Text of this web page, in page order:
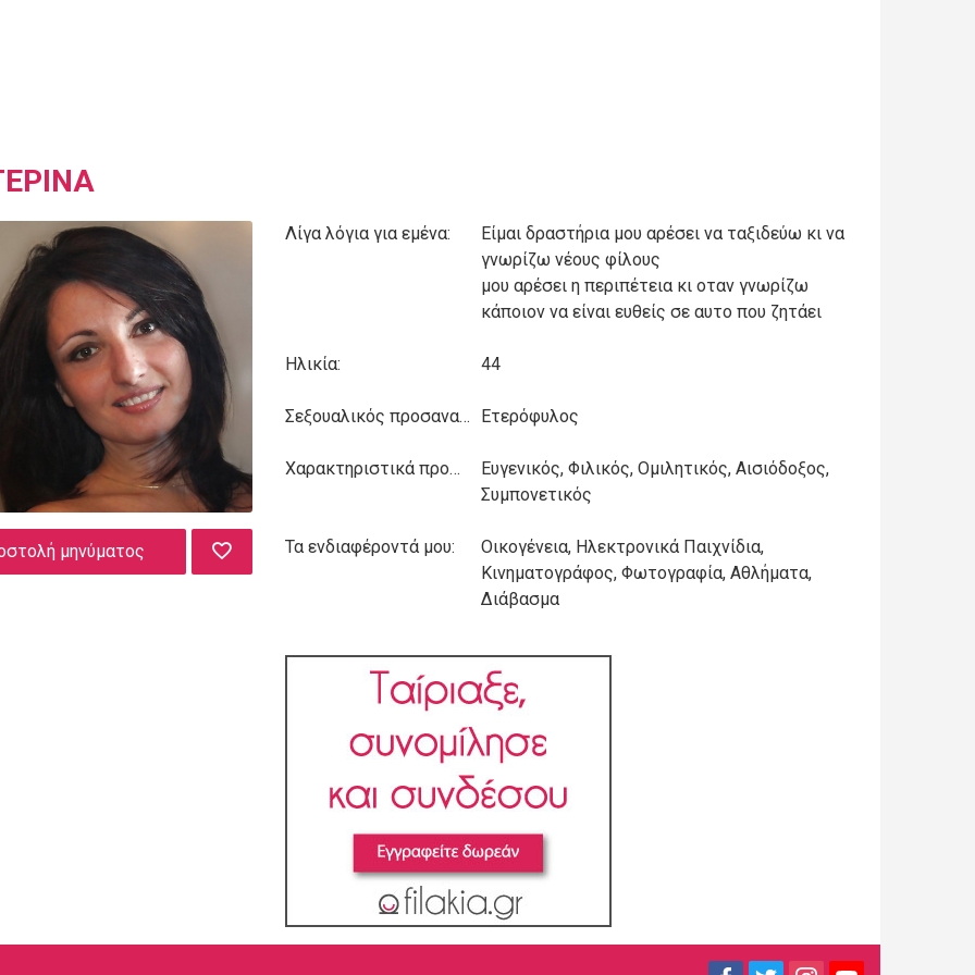
μηνύματος
Λίγα λόγια για εμένα:
Είμαι δραστήρια μου αρέσει να ταξιδεύω κι να
γνωρίζω νέους φίλους
μου αρέσει η περιπέτεια κι οταν γνωρίζω
κάποιον να είναι ευθείς σε αυτο που ζητάει
Ηλικία: 44
Σεξουαλικός προσανατολισμός: Ετερόφυλος
Χαρακτηριστικά προσωπικότητας:
Ευγενικός, Φιλικός, Ομιλητικός, Αισιόδοξος,
Συμπονετικός
Τα ενδιαφέροντά μου:
Οικογένεια, Ηλεκτρονικά Παιχνίδια,
Κινηματογράφος, Φωτογραφία, Αθλήματα,
Διάβασμα